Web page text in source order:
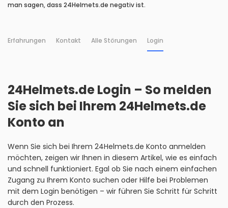
man sagen, dass 24Helmets.de negativ ist.
Erfahrungen Kontakt Alle Störungen Login
24Helmets.de Login – So melden
Sie sich bei Ihrem 24Helmets.de
Konto an
Wenn Sie sich bei Ihrem 24Helmets.de Konto anmelden
möchten, zeigen wir Ihnen in diesem Artikel, wie es einfach
und schnell funktioniert. Egal ob Sie nach einem einfachen
Zugang zu Ihrem Konto suchen oder Hilfe bei Problemen
mit dem Login benötigen – wir führen Sie Schritt für Schritt
durch den Prozess.